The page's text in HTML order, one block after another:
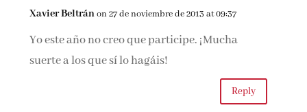
Xavier Beltránon 27 de noviembre de 2013 at 09:37
Yo este año no creo que participe. ¡Mucha
suerte a los que sí lo hagáis!
Reply